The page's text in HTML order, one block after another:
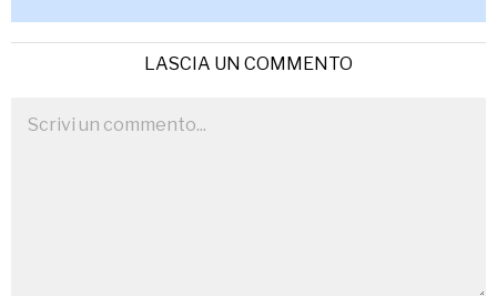
LASCIA UN COMMENTO